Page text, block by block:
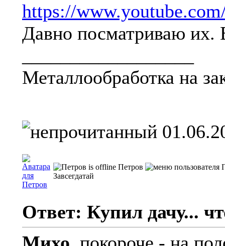
https://
Давно посматриваю их.
Металлообработка на
Петров
Завсегдатай
Ответ: Купил дачу...